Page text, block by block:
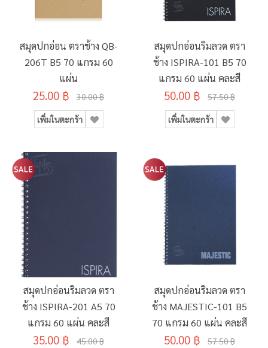
สมุดปกอ่อน ตราช้าง QB-
206T B5 70 แกรม 60
แผ่น
25.00 ฿ 30.00 ฿
เพิ่มในตะกร้า
สมุดปกอ่อนริมลวด ตรา
ช้าง ISPIRA-101 B5 70
แกรม 60 แผ่น คละสี
50.00 ฿ 57.50 ฿
เพิ่มในตะกร้า
สมุดปกอ่อนริมลวด ตรา
ช้าง ISPIRA-201 A5 70
แกรม 60 แผ่น คละสี
35.00 ฿ 45.00 ฿
สมุดปกอ่อนริมลวด ตรา
ช้าง MAJESTIC-101 B5
70 แกรม 60 แผ่น คละสี
50.00 ฿ 57.50 ฿